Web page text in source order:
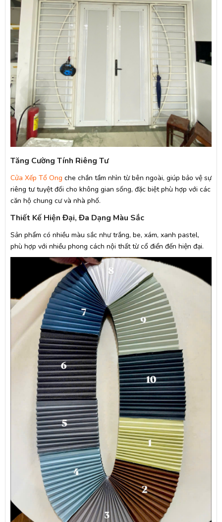
Tăng Cường Tính Riêng Tư
Cửa Xếp Tổ Ong che chắn tầm nhìn từ bên ngoài, giúp bảo vệ sự
riêng tư tuyệt đối cho không gian sống, đặc biệt phù hợp với các
căn hộ chung cư và nhà phố.
Thiết Kế Hiện Đại, Đa Dạng Màu Sắc
Sản phẩm có nhiều màu sắc như trắng, be, xám, xanh pastel,
phù hợp với nhiều phong cách nội thất từ cổ điển đến hiện đại.